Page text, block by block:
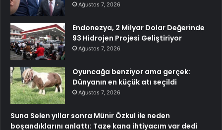
Ağustos 7, 2026
Endonezya, 2 Milyar Dolar Değerinde
93 Hidrojen Projesi Geliştiriyor
Ağustos 7, 2026
Oyuncağa benziyor ama gerçek:
Dünyanın en küçük atı seçildi
Ağustos 7, 2026
Suna Selen yıllar sonra Münir Özkul ile neden
boşandıklarını anlattı: Taze kana ihtiyacım var dedi